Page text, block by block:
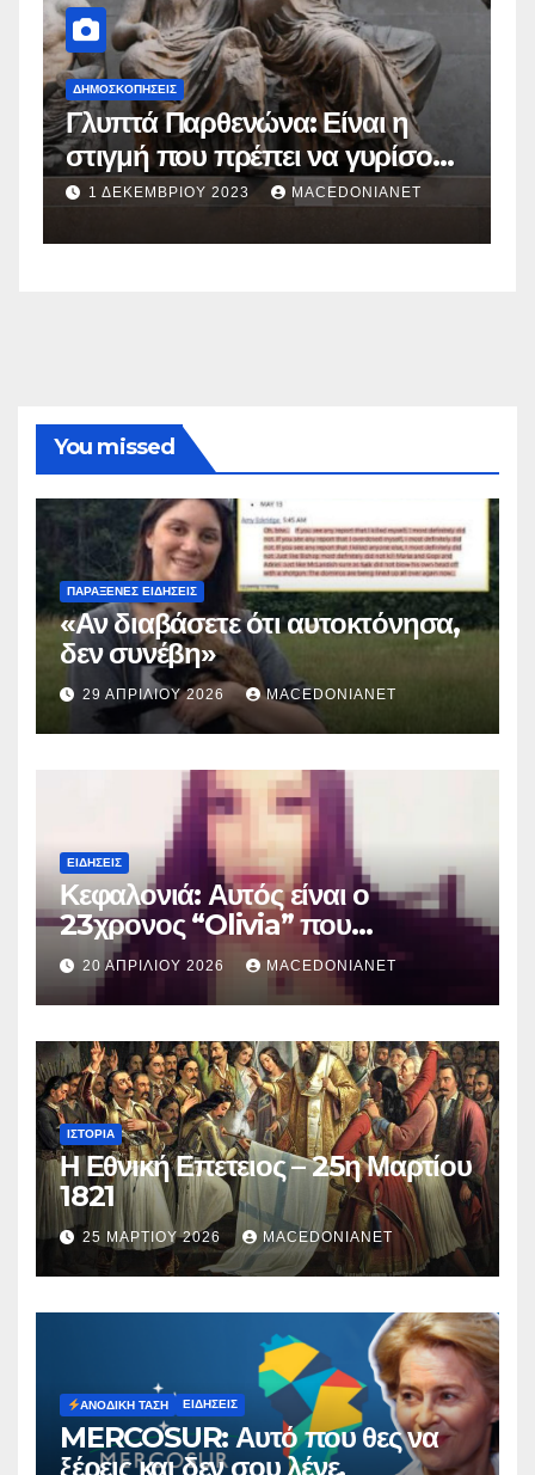
ΔΗΜΟΣΚΟΠΉΣΕΙΣ
Γλυπτά Παρθενώνα: Είναι η
στιγμή που πρέπει να γυρίσουν
στην πατρίδα;
1 ΔΕΚΕΜΒΡΊΟΥ 2023 MACEDONIANET
You missed
ΠΑΡΆΞΕΝΕΣ ΕΙΔΉΣΕΙΣ
«Αν διαβάσετε ότι αυτοκτόνησα,
δεν συνέβη»
29 ΑΠΡΙΛΊΟΥ 2026 MACEDONIANET
ΕΙΔΉΣΕΙΣ
Κεφαλονιά: Αυτός είναι ο
23χρονος “Olivia” που
κατηγορείται για τον θάνατο της
Μυρτούς
20 ΑΠΡΙΛΊΟΥ 2026 MACEDONIANET
ΙΣΤΟΡΊΑ
Η Εθνική Επετειος – 25η Μαρτίου
1821
25 ΜΑΡΤΊΟΥ 2026 MACEDONIANET
ΑΝΟΔΙΚΉ ΤΆΣΗ ΕΙΔΉΣΕΙΣ
MERCOSUR: Αυτό που θες να
ξέρεις και δεν σου λένε.